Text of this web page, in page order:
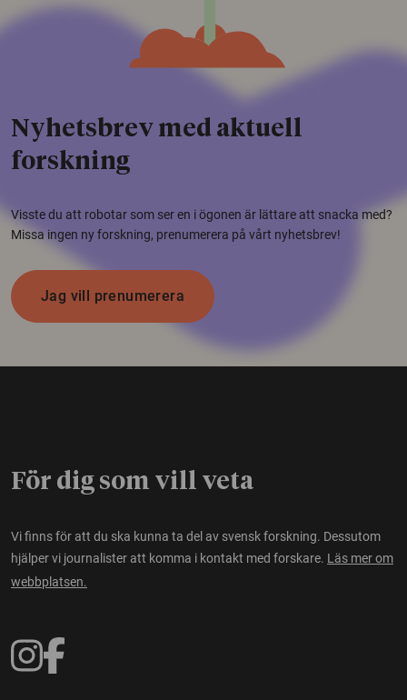
Nyhetsbrev med aktuell
forskning
Visste du att robotar som ser en i ögonen är lättare att snacka med?
Missa ingen ny forskning, prenumerera på vårt nyhetsbrev!
Jag vill prenumerera
För dig som vill veta
Vi finns för att du ska kunna ta del av svensk forskning. Dessutom
hjälper vi journalister att komma i kontakt med forskare. Läs mer om
webbplatsen.